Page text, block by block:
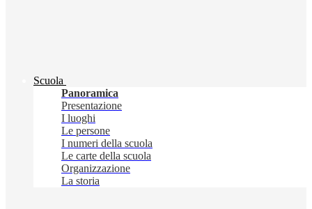
Scuola
Panoramica
Presentazione
I luoghi
Le persone
I numeri della scuola
Le carte della scuola
Organizzazione
La storia